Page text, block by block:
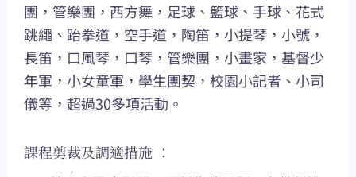
團，管樂團，西方舞，足球、籃球、手球、花式
跳繩、跆拳道，空手道，陶笛，小提琴，小號，
長笛，口風琴，口琴，管樂團，小畫家，基督少
年軍，小女童軍，學生團契，校園小記者、小司
儀等，超過30多項活動。
課程剪裁及調適措施 ：